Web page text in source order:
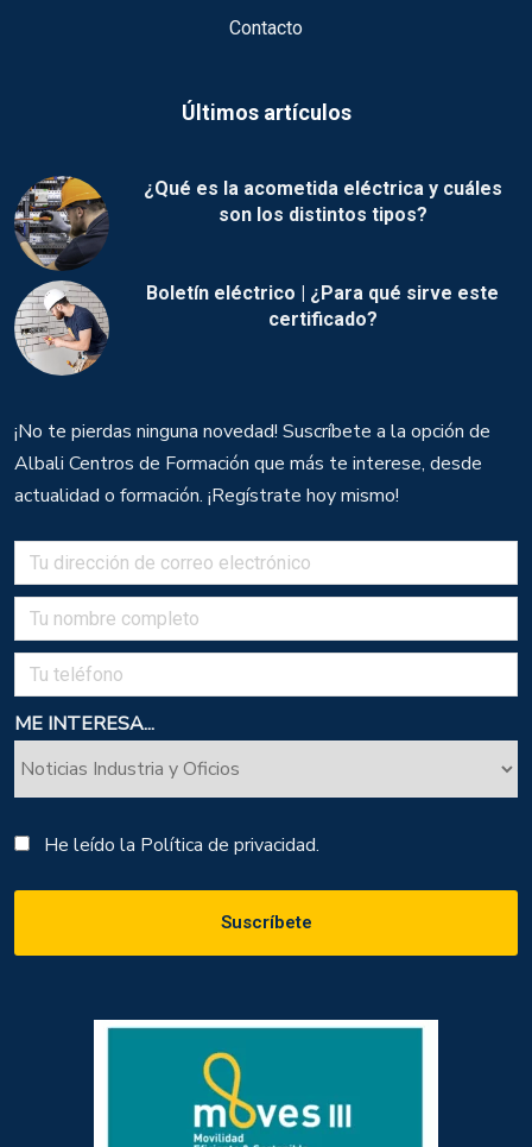
Contacto
Últimos artículos
¿Qué es la acometida eléctrica y cuáles
son los distintos tipos?
Boletín eléctrico | ¿Para qué sirve este
certificado?
¡No te pierdas ninguna novedad! Suscríbete a la opción de
Albali Centros de Formación que más te interese, desde
actualidad o formación. ¡Regístrate hoy mismo!
ME INTERESA...
He leído la Política de privacidad.